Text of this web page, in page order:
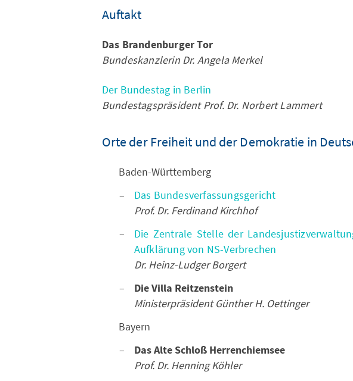
Auftakt
Das Brandenburger Tor
Bundeskanzlerin Dr. Angela Merkel
Der Bundestag in Berlin
Bundestagspräsident Prof. Dr. Norbert Lammert
Orte der Freiheit und der Demokratie in
Baden-Württemberg
Das Bundesverfassungsgericht
Prof. Dr. Ferdinand Kirchhof
Die Zentrale Stelle der
Aufklärung von NS-Verbrechen
Dr. Heinz-Ludger Borgert
Die Villa Reitzenstein
Ministerpräsident Günther H. Oettinger
Bayern
Das Alte Schloß Herrenchiemsee
Prof. Dr. Henning Köhler